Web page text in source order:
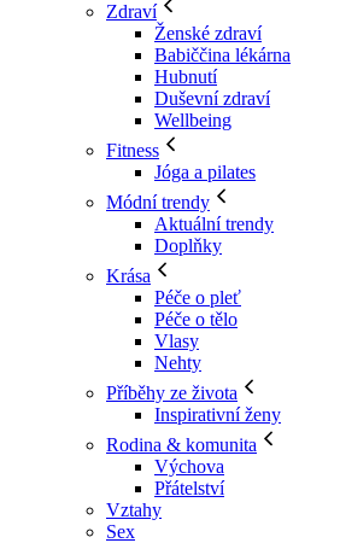
Zdraví
Ženské zdraví
Babiččina lékárna
Hubnutí
Duševní zdraví
Wellbeing
Fitness
Jóga a pilates
Módní trendy
Aktuální trendy
Doplňky
Krása
Péče o pleť
Péče o tělo
Vlasy
Nehty
Příběhy ze života
Inspirativní ženy
Rodina & komunita
Výchova
Přátelství
Vztahy
Sex